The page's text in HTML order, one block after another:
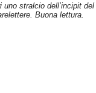
uno stralcio dell’incipit
Buona lettura.